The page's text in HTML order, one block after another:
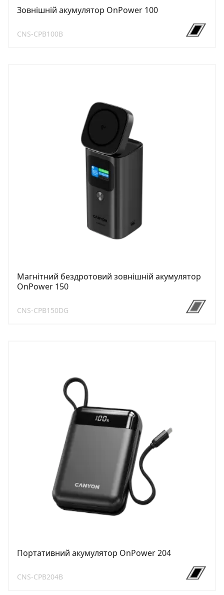
Зовнішній акумулятор OnPower 100
CNS-CPB100B
Магнітний бездротовий зовнішній акумулятор
OnPower 150
CNS-CPB150DG
Портативний акумулятор OnPower 204
CNS-CPB204B